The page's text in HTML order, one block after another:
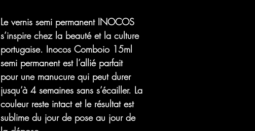
Le vernis semi permanent INOCOS
s’inspire chez la beauté et la culture
portugaise. Inocos Comboio 15ml
semi permanent est l’allié parfait
pour une manucure qui peut durer
jusqu’à 4 semaines sans s’écailler. La
couleur reste intact et le résultat est
sublime du jour de pose au jour de